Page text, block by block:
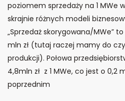
poziomem sprzedaży na 1 MWe
skrajnie różnych modeli
„Sprzedaż skorygowana/MWe” to
mln zł (tutaj raczej mamy do
produkcji). Połowa
4,8mln zł z 1 MWe, co jest o 0,2
poprzednim